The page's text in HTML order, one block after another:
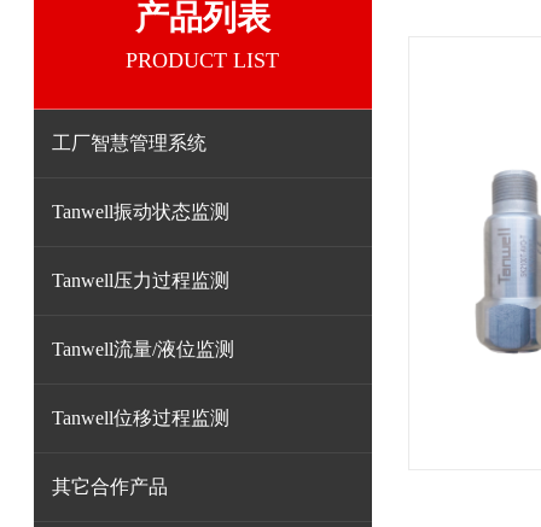
产品列表
PRODUCT LIST
工厂智慧管理系统
Tanwell振动状态监测
Tanwell压力过程监测
Tanwell流量/液位监测
Tanwell位移过程监测
其它合作产品